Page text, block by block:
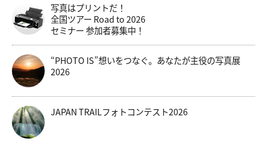
写真はプリントだ！
全国ツアー Road to 2026
セミナー 参加者募集中！
“PHOTO IS”想いをつなぐ。あなたが主役の写真展
2026
JAPAN TRAILフォトコンテスト2026